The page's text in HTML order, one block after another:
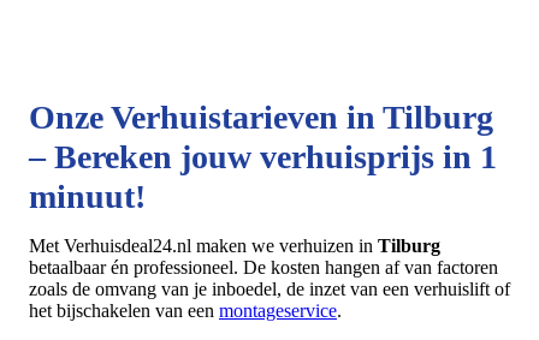
Onze Verhuistarieven in Tilburg
– Bereken jouw verhuisprijs in 1
minuut!
Met Verhuisdeal24.nl maken we verhuizen in Tilburg
betaalbaar én professioneel. De kosten hangen af van factoren
zoals de omvang van je inboedel, de inzet van een verhuislift of
het bijschakelen van een montageservice.